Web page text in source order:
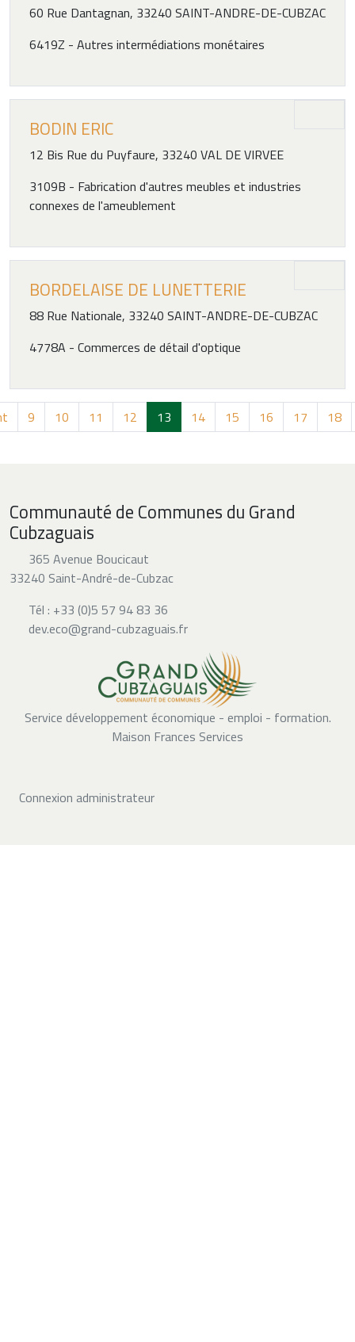
60 Rue Dantagnan, 33240 SAINT-ANDRE-DE-CUBZAC
6419Z - Autres intermédiations monétaires
BODIN ERIC
12 Bis Rue du Puyfaure, 33240 VAL DE VIRVEE
3109B - Fabrication d'autres meubles et industries
connexes de l'ameublement
BORDELAISE DE LUNETTERIE
88 Rue Nationale, 33240 SAINT-ANDRE-DE-CUBZAC
4778A - Commerces de détail d'optique
9 10 11 12 13 14 15 16 17 18
Communauté de Communes du Grand
Cubzaguais
365 Avenue Boucicaut
33240 Saint-André-de-Cubzac
Tél : +33 (0)5 57 94 83 36
dev.eco@grand-cubzaguais.fr
Service développement économique - emploi - formation.
Maison Frances Services
Connexion administrateur